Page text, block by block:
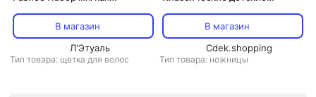
В магазин
Л'Этуаль
Тип товара: щетка для волос
В магазин
Cdek.shopping
Тип товара: ножницы